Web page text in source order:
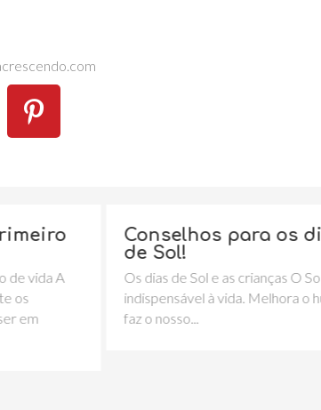
Conselhos para os dias
Os dias de Sol e as crianças O Sol é
indispensável à vida. Melhora o humor e
faz o nosso...